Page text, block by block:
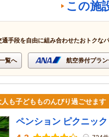
この施
通手段を自由に組み合わせたおトクな
覧へ 航空券付プラ
も子どもものんびり過ごせます
ペンション ピクニック